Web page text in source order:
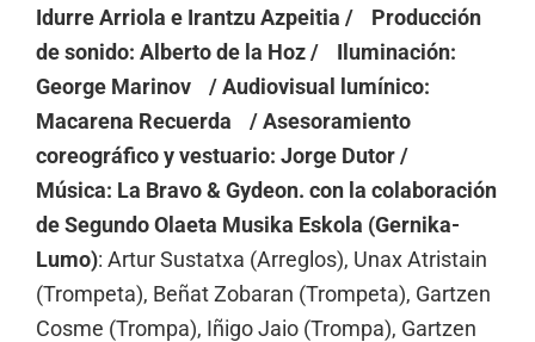
Idurre Arriola e Irantzu Azpeitia / Producción
de sonido: Alberto de la Hoz / Iluminación:
George Marinov / Audiovisual lumínico:
Macarena Recuerda / Asesoramiento
coreográfico y vestuario: Jorge Dutor /
Música: La Bravo & Gydeon. con la colaboración
deSegundo Olaeta Musika Eskola (Gernika-
Lumo): Artur Sustatxa (Arreglos), Unax Atristain
(Trompeta), Beñat Zobaran (Trompeta), Gartzen
Cosme (Trompa), Iñigo Jaio (Trompa), Gartzen